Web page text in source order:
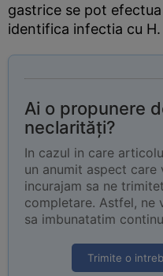
gastrice se pot
identifica infectia cu
Ai o propunere
neclarități?
In cazul in care
un anumit aspect care
incurajam sa ne
completare. Astfel, ne
sa imbunatatim
Trimite o